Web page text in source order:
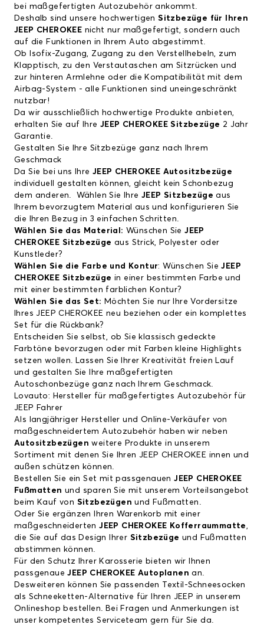
bei maßgefertigten Autozubehör ankommt.
Deshalb sind unsere hochwertigenSitzbezüge für Ihren
JEEP CHEROKEE nicht nur maßgefertigt, sondern auch
auf die Funktionen in Ihrem Auto abgestimmt.
Ob Isofix-Zugang, Zugang zu den Verstellhebeln, zum
Klapptisch, zu den Verstautaschen am Sitzrücken und
zur hinteren Armlehne oder die Kompatibilität mit dem
Airbag-System - alle Funktionen sind uneingeschränkt
nutzbar!
Da wir ausschließlich hochwertige Produkte anbieten,
erhalten Sie auf Ihre JEEP CHEROKEE Sitzbezüge 2 Jahr
Garantie.
Gestalten Sie Ihre Sitzbezüge ganz nach Ihrem
Geschmack
Da Sie bei uns Ihre JEEP CHEROKEE Autositzbezüge
individuell gestalten können, gleicht kein Schonbezug
dem anderen. Wählen Sie Ihre JEEP Sitzbezüge aus
Ihrem bevorzugtem Material aus und konfigurieren Sie
die Ihren Bezug in 3 einfachen Schritten.
Wählen Sie das Material: Wünschen SieJEEP
CHEROKEE Sitzbezüge aus Strick, Polyester oder
Kunstleder?
Wählen Sie die Farbe und Kontur: Wünschen SieJEEP
CHEROKEE Sitzbezüge in einer bestimmten Farbe und
mit einer bestimmten farblichen Kontur?
Wählen Sie das Set: Möchten Sie nur Ihre Vordersitze
Ihres JEEP CHEROKEE neu beziehen oder ein komplettes
Set für die Rückbank?
Entscheiden Sie selbst, ob Sie klassisch gedeckte
Farbtöne bevorzugen oder mit Farben kleine Highlights
setzen wollen. Lassen Sie Ihrer Kreativität freien Lauf
und gestalten Sie Ihre maßgefertigten
Autoschonbezüge ganz nach Ihrem Geschmack.
Lovauto: Hersteller für maßgefertigtes Autozubehör für
JEEP Fahrer
Als langjähriger Hersteller und Online-Verkäufer von
maßgeschneidertem Autozubehör haben wir neben
Autositzbezügen weitere Produkte in unserem
Sortiment mit denen Sie Ihren JEEP CHEROKEE innen und
außen schützen können.
Bestellen Sie ein Set mit passgenauenJEEP CHEROKEE
Fußmatten und sparen Sie mit unserem Vorteilsangebot
beim Kauf von Sitzbezügen und Fußmatten.
Oder Sie ergänzen Ihren Warenkorb mit einer
maßgeschneidertenJEEP CHEROKEE Kofferraummatte,
die Sie auf das Design Ihrer Sitzbezüge und Fußmatten
abstimmen können.
Für den Schutz Ihrer Karosserie bieten wir Ihnen
passgenaueJEEP CHEROKEE Autoplanen an.
Desweiteren können Sie passenden Textil-Schneesocken
als Schneeketten-Alternative für Ihren JEEP in unserem
Onlineshop bestellen. Bei Fragen und Anmerkungen ist
unser kompetentes Serviceteam gern für Sie da.